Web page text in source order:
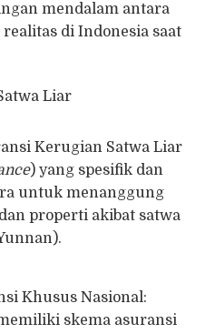
mendalam antara
di Indonesia saat
Liar
Kerugian Satwa Liar
) yang spesifik dan
untuk menanggung
properti akibat satwa
Khusus Nasional:
skema asuransi